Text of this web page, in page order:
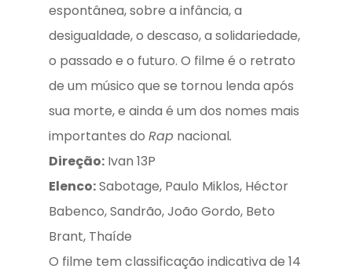
espontânea, sobre a infância, a
desigualdade, o descaso, a solidariedade,
o passado e o futuro. O filme é o retrato
de um músico que se tornou lenda após
sua morte, e ainda é um dos nomes mais
importantes do Rapnacional.
Direção:Ivan 13P
Elenco:Sabotage, Paulo Miklos, Héctor
Babenco, Sandrão, João Gordo, Beto
Brant, Thaíde
O filme tem classificação indicativa de 14